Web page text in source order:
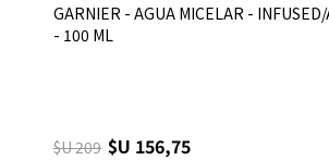
GARNIER - AGUA MICELAR -
- 100 ML
$U 209 $U 156,75